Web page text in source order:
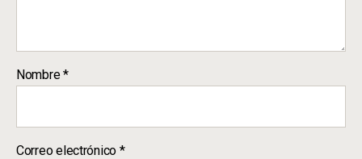
Nombre*
Correo electrónico *